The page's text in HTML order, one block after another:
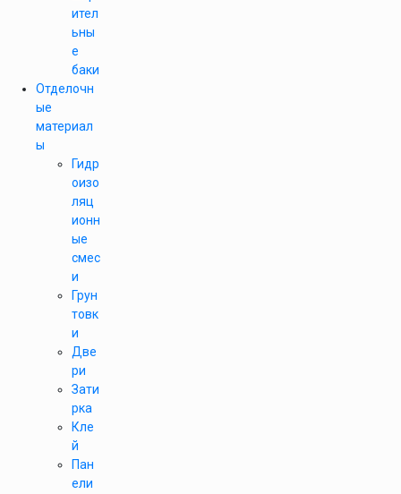
ител
ьны
е
баки
Отделочн
ые
материал
ы
Гидр
оизо
ляц
ионн
ые
смес
и
Грун
товк
и
Две
ри
Зати
рка
Кле
й
Пан
ели